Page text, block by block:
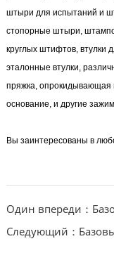
штыри для испытаний и
стопорные штыри,
круглых штифтов, втулки
эталонные втулки,
пряжка, опрокидывающая
основание, и другие
Вы заинтересованы в
Один впереди：
Следующий：